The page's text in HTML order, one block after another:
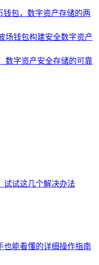
钱包，数字资产存储的两
场钱包构建安全数字资产
数字资产安全存储的可靠
试试这几个解决办法
也能看懂的详细操作指南